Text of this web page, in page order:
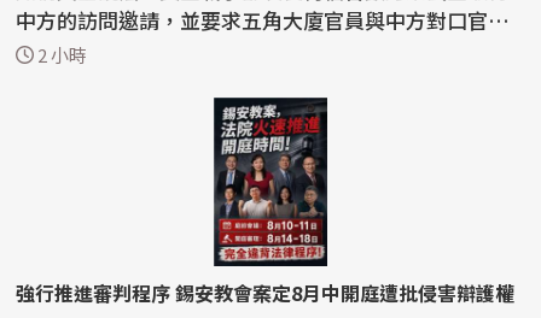
中方的訪問邀請，並要求五角大廈官員與中方對口官員
會...2 小時
強行推進審判程序 錫安教會案定8月中開庭遭批侵害辯護權